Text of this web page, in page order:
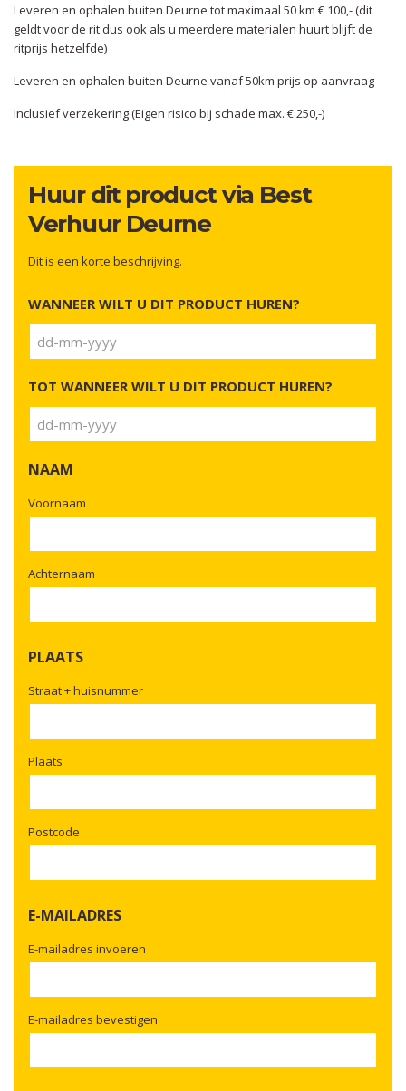
Leveren en ophalen buiten Deurne tot maximaal 50 km € 100,- (dit
geldt voor de rit dus ook als u meerdere materialen huurt blijft de
ritprijs hetzelfde)
Leveren en ophalen buiten Deurne vanaf 50km prijs op aanvraag
Inclusief verzekering (Eigen risico bij schade max. € 250,-)
Huur dit product via Best
Verhuur Deurne
Dit is een korte beschrijving.
WANNEER WILT U DIT PRODUCT HUREN?
DD
MM
dash
TOT WANNEER WILT U DIT PRODUCT HUREN?
DD
MM
JJJJ
NAAM
Voornaam
Achternaam
PLAATS
Straat + huisnummer
Plaats
Postcode
E-MAILADRES
E-mailadres invoeren
E-mailadres bevestigen